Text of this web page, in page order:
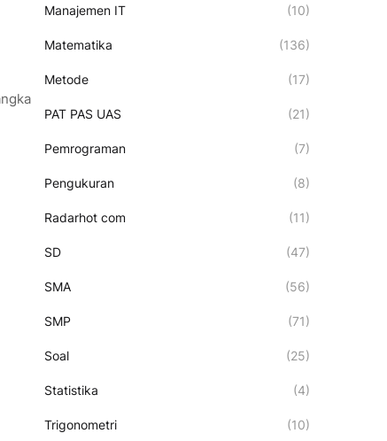
Manajemen IT (10)
Matematika (136)
Metode (17)
PAT PAS UAS (21)
Pemrograman (7)
Pengukuran (8)
Radarhot com (11)
SD (47)
SMA (56)
SMP (71)
Soal (25)
Statistika (4)
Trigonometri (10)